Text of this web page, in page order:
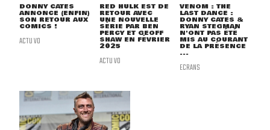
DONNY CATES
ANNONCE (ENFIN)
SON RETOUR AUX
COMICS !
ACTU VO
RED HULK EST DE
RETOUR AVEC
UNE NOUVELLE
SÉRIE PAR BEN
PERCY ET GEOFF
SHAW EN FÉVRIER
2025
ACTU VO
VENOM : THE
LAST DANCE :
DONNY CATES &
RYAN STEGMAN
N'ONT PAS ÉTÉ
MIS AU COURANT
DE LA PRÉSENCE
...
ECRANS